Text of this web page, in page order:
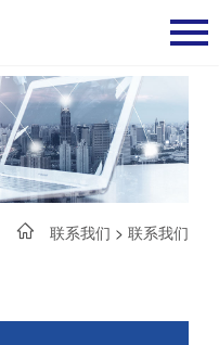
联系我们 >联系我们